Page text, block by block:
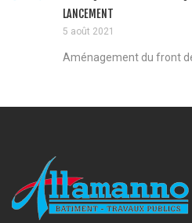
LANCEMENT
5 août 2021
Aménagement du front